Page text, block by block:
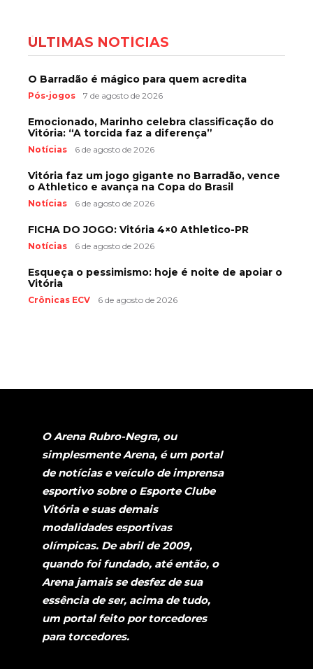
ÚLTIMAS NOTÍCIAS
O Barradão é mágico para quem acredita
Pós-jogos 7 de agosto de 2026
Emocionado, Marinho celebra classificação do
Vitória: “A torcida faz a diferença”
Notícias 6 de agosto de 2026
Vitória faz um jogo gigante no Barradão, vence
o Athletico e avança na Copa do Brasil
Notícias 6 de agosto de 2026
FICHA DO JOGO: Vitória 4×0 Athletico-PR
Notícias 6 de agosto de 2026
Esqueça o pessimismo: hoje é noite de apoiar o
Vitória
Crônicas ECV 6 de agosto de 2026
O Arena Rubro-Negra, ou
simplesmente Arena, é um portal
de notícias e veículo de imprensa
esportivo sobre o Esporte Clube
Vitória e suas demais
modalidades esportivas
olímpicas. De abril de 2009,
quando foi fundado, até então, o
Arena jamais se desfez de sua
essência de ser, acima de tudo,
um portal feito por torcedores
para torcedores.